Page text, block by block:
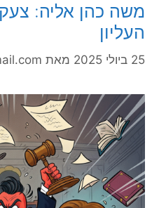
משה כהן אליה:
העליון
25 ביולי 2025 מאת